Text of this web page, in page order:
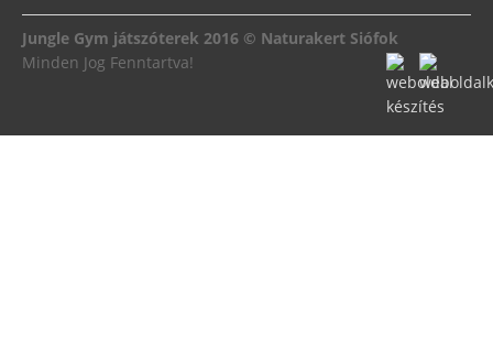
Jungle Gym játszóterek 2016 © Naturakert Siófok
Minden Jog Fenntartva!